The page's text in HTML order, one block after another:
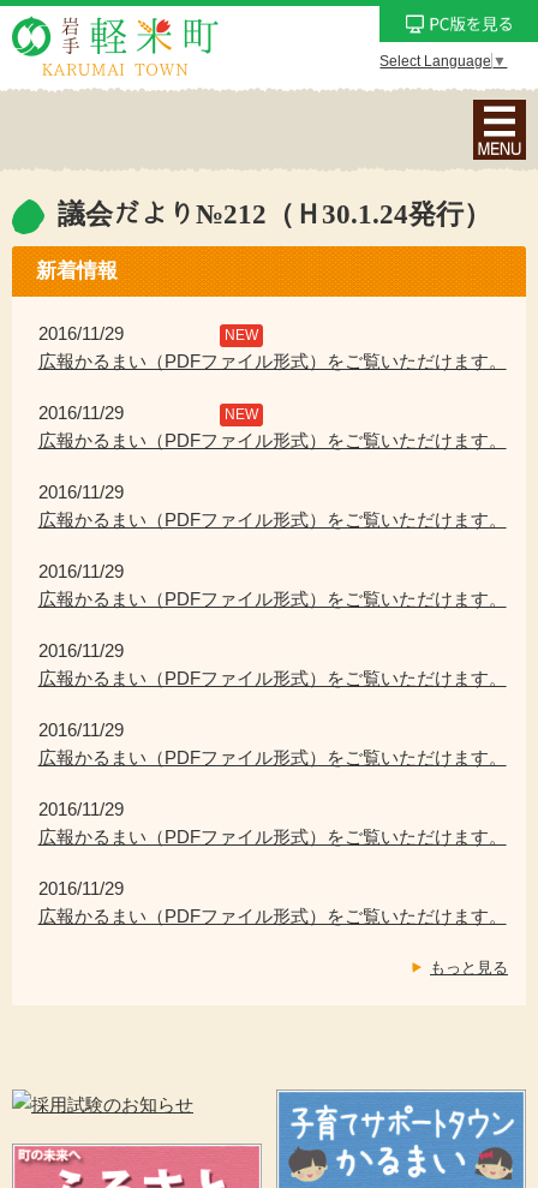
Select Language ▼
ナ
ビ
ー
ョ
ン
ニ
を
議会だより№212（Ｈ30.1.24発行）
新着情報
2016/11/29 NEW
広報かるまい（PDFファイル形式）をご覧いただけます。
2016/11/29 NEW
広報かるまい（PDFファイル形式）をご覧いただけます。
2016/11/29
広報かるまい（PDFファイル形式）をご覧いただけます。
2016/11/29
広報かるまい（PDFファイル形式）をご覧いただけます。
2016/11/29
広報かるまい（PDFファイル形式）をご覧いただけます。
2016/11/29
広報かるまい（PDFファイル形式）をご覧いただけます。
2016/11/29
広報かるまい（PDFファイル形式）をご覧いただけます。
2016/11/29
広報かるまい（PDFファイル形式）をご覧いただけます。
もっと見る